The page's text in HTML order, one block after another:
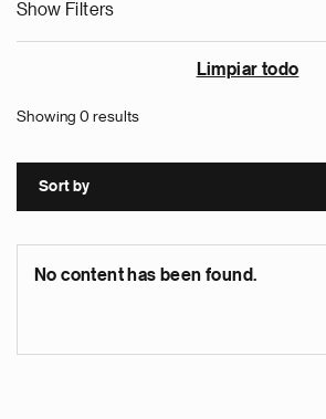
Show Filters
Limpiar todo
Showing 0 results
Sort by
No content has been found.